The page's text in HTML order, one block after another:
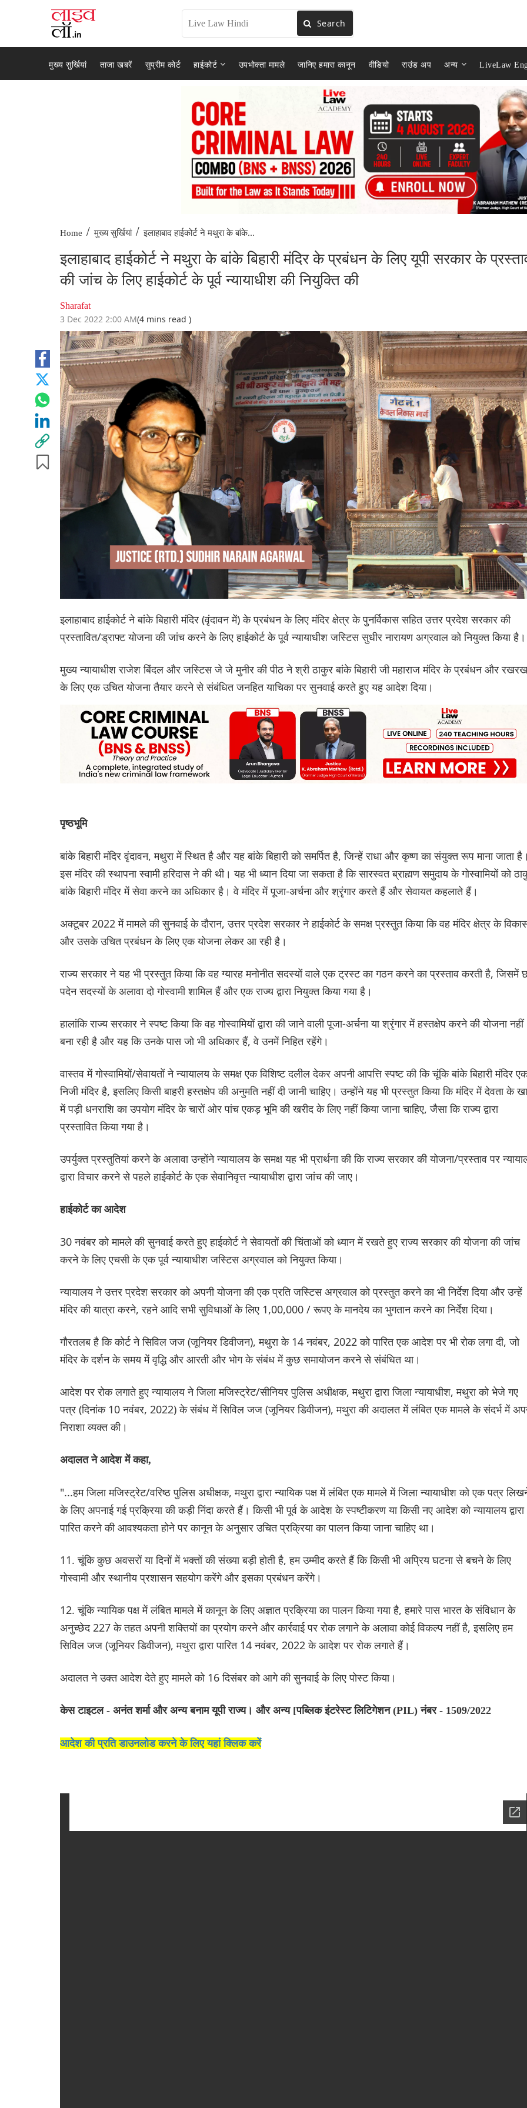
Search
मुख्य सुर्खियां ताजा खबरें सुप्रीम कोर्ट हाईकोर्ट उपभोक्ता मामले जानिए हमारा कानून वीडियो राउंड अप अन्य LiveLaw
Home / मुख्य सुर्खियां / इलाहाबाद हाईकोर्ट ने मथुरा के बांके...
इलाहाबाद हाईकोर्ट ने मथुरा के बांके बिहारी मंदिर के प्रबंधन के लिए यूपी सरकार के
की जांच के लिए हाईकोर्ट के पूर्व न्यायाधीश की नियुक्ति की
Sharafat
3 Dec 2022 2:00 AM(4 mins read )
इलाहाबाद हाईकोर्ट ने बांके बिहारी मंदिर (वृंदावन में) के प्रबंधन के लिए मंदिर क्षेत्र के पुनर्विकास सहित उत्तर प्रदेश सरकार की
प्रस्तावित/ड्राफ्ट योजना की जांच करने के लिए हाईकोर्ट के पूर्व न्यायाधीश जस्टिस सुधीर नारायण अग्रवाल को नियुक्त किया है।
मुख्य न्यायाधीश राजेश बिंदल और जस्टिस जे जे मुनीर की पीठ ने श्री ठाकुर बांके बिहारी जी महाराज मंदिर के प्रबंधन और
के लिए एक उचित योजना तैयार करने से संबंधित जनहित याचिका पर सुनवाई करते हुए यह आदेश दिया।
पृष्ठभूमि
बांके बिहारी मंदिर वृंदावन, मथुरा में स्थित है और यह बांके बिहारी को समर्पित है, जिन्हें राधा और कृष्ण का संयुक्त रूप माना जाता
इस मंदिर की स्थापना स्वामी हरिदास ने की थी। यह भी ध्यान दिया जा सकता है कि सारस्वत ब्राह्मण समुदाय के गोस्वामियों को
बांके बिहारी मंदिर में सेवा करने का अधिकार है। वे मंदिर में पूजा-अर्चना और श्रृंगार करते हैं और सेवायत कहलाते हैं।
अक्टूबर 2022 में मामले की सुनवाई के दौरान, उत्तर प्रदेश सरकार ने हाईकोर्ट के समक्ष प्रस्तुत किया कि वह मंदिर क्षेत्र के
और उसके उचित प्रबंधन के लिए एक योजना लेकर आ रही है।
राज्य सरकार ने यह भी प्रस्तुत किया कि वह ग्यारह मनोनीत सदस्यों वाले एक ट्रस्ट का गठन करने का प्रस्ताव करती है, जिसमें
पदेन सदस्यों के अलावा दो गोस्वामी शामिल हैं और एक राज्य द्वारा नियुक्त किया गया है।
हालांकि राज्य सरकार ने स्पष्ट किया कि वह गोस्वामियों द्वारा की जाने वाली पूजा-अर्चना या श्रृंगार में हस्तक्षेप करने की योजना नहीं
बना रही है और यह कि उनके पास जो भी अधिकार हैं, वे उनमें निहित रहेंगे।
वास्तव में गोस्वामियों/सेवायतों ने न्यायालय के समक्ष एक विशिष्ट दलील देकर अपनी आपत्ति स्पष्ट की कि चूंकि बांके बिहारी मंदिर
निजी मंदिर है, इसलिए किसी बाहरी हस्तक्षेप की अनुमति नहीं दी जानी चाहिए। उन्होंने यह भी प्रस्तुत किया कि मंदिर में देवता के
में पड़ी धनराशि का उपयोग मंदिर के चारों ओर पांच एकड़ भूमि की खरीद के लिए नहीं किया जाना चाहिए, जैसा कि राज्य द्वारा
प्रस्तावित किया गया है।
उपर्युक्त प्रस्तुतियां करने के अलावा उन्होंने न्यायालय के समक्ष यह भी प्रार्थना की कि राज्य सरकार की योजना/प्रस्ताव पर
द्वारा विचार करने से पहले हाईकोर्ट के एक सेवानिवृत्त न्यायाधीश द्वारा जांच की जाए।
हाईकोर्ट का आदेश
30 नवंबर को मामले की सुनवाई करते हुए हाईकोर्ट ने सेवायतों की चिंताओं को ध्यान में रखते हुए राज्य सरकार की योजना की जांच
करने के लिए एचसी के एक पूर्व न्यायाधीश जस्टिस अग्रवाल को नियुक्त किया।
न्यायालय ने उत्तर प्रदेश सरकार को अपनी योजना की एक प्रति जस्टिस अग्रवाल को प्रस्तुत करने का भी निर्देश दिया और उन्हें
मंदिर की यात्रा करने, रहने आदि सभी सुविधाओं के लिए 1,00,000 / रूपए के मानदेय का भुगतान करने का निर्देश दिया।
गौरतलब है कि कोर्ट ने सिविल जज (जूनियर डिवीजन), मथुरा के 14 नवंबर, 2022 को पारित एक आदेश पर भी रोक लगा दी, जो
मंदिर के दर्शन के समय में वृद्धि और आरती और भोग के संबंध में कुछ समायोजन करने से संबंधित था।
आदेश पर रोक लगाते हुए न्यायालय ने जिला मजिस्ट्रेट/सीनियर पुलिस अधीक्षक, मथुरा द्वारा जिला न्यायाधीश, मथुरा को भेजे गए
पत्र (दिनांक 10 नवंबर, 2022) के संबंध में सिविल जज (जूनियर डिवीजन), मथुरा की अदालत में लंबित एक मामले के संदर्भ में
निराशा व्यक्त की।
अदालत ने आदेश में कहा,
"...हम जिला मजिस्ट्रेट/वरिष्ठ पुलिस अधीक्षक, मथुरा द्वारा न्यायिक पक्ष में लंबित एक मामले में जिला न्यायाधीश को एक पत्र
के लिए अपनाई गई प्रक्रिया की कड़ी निंदा करते हैं। किसी भी पूर्व के आदेश के स्पष्टीकरण या किसी नए आदेश को न्यायालय द्वारा
पारित करने की आवश्यकता होने पर कानून के अनुसार उचित प्रक्रिया का पालन किया जाना चाहिए था।
11. चूंकि कुछ अवसरों या दिनों में भक्तों की संख्या बड़ी होती है, हम उम्मीद करते हैं कि किसी भी अप्रिय घटना से बचने के लिए
गोस्वामी और स्थानीय प्रशासन सहयोग करेंगे और इसका प्रबंधन करेंगे।
12. चूंकि न्यायिक पक्ष में लंबित मामले में कानून के लिए अज्ञात प्रक्रिया का पालन किया गया है, हमारे पास भारत के संविधान के
अनुच्छेद 227 के तहत अपनी शक्तियों का प्रयोग करने और कार्रवाई पर रोक लगाने के अलावा कोई विकल्प नहीं है, इसलिए हम
सिविल जज (जूनियर डिवीजन), मथुरा द्वारा पारित 14 नवंबर, 2022 के आदेश पर रोक लगाते हैं।
अदालत ने उक्त आदेश देते हुए मामले को 16 दिसंबर को आगे की सुनवाई के लिए पोस्ट किया।
केस टाइटल - अनंत शर्मा और अन्य बनाम यूपी राज्य। और अन्य [पब्लिक इंटरेस्ट लिटिगेशन (PIL) नंबर - 1509/2022
आदेश की प्रति डाउनलोड करने के लिए यहां क्लिक करें